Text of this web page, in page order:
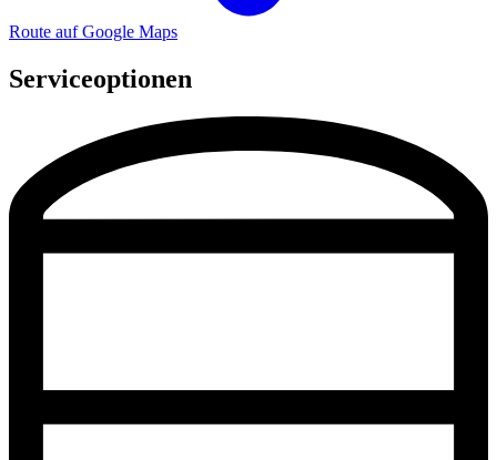
Route auf Google Maps
Serviceoptionen